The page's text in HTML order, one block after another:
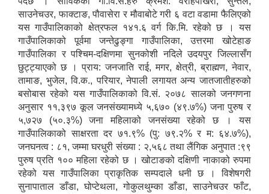
साउनेचउर, फाक्टाङ, पौवासेरा र मौवाबोटे गरी ६ वटा वडामा फैलिएको
यस गाउँपालिकाको क्षेत्रफल १४१.६ वर्ग कि.मि. रहेको छ । यस
गाउँपालिकाको पूर्वमा जन्तेढुङ्गा गाउँपालिका, उत्तरमा खोटेहाङ
गाउँपालिका र पश्चिम-दक्षिणमा सुनकोशी नदिले उदयपुर जिल्लासँग
छुट्ट्याएको छ । प्राय: जनजाति राई, मगर, क्षेत्री, ब्राह्मण, नेवार,
तामाङ, भुजेल, वि.क., परियार, नेपाली लगायत अन्य जातजातीहरुको
बसोबास रहेको यस गाउँपालिकाको वि.सं. २०७८ सालको जनगणना
अनुसार ११,३९७ कूल जनसंख्यामध्ये ५,६७० (४९.७%) जना पुरुष र
५,७२७ (५०.३%) जना महिलाको जनसंख्या रहेको छ । यस
गाउँपालिकाको साक्षरता दर ७१.९% (पु: ७९.२% र म: ६४.७%),
जनघनत्व : ८१, जम्मा घरधुरी संख्या : २,५६८ तथा लैंगिक अनुपात :९९
पुरुष प्रति १०० महिला रहेको छ । खोटाङको दक्षिणी नाकाको रुपमा
रहेको यस गाउँपालिका प्राकृतिक सम्पदाले धनी छ । विशेषगरी
सुनापाताल डाँडा, घोप्टेथला, गोकुलथुम्का डाँडा, साउनेचउर फाँट,